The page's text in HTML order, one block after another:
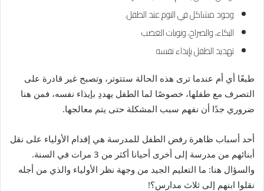
وجود مشاكل في النوم عند الطفل.
البكاء، والصراخ، ونوبات الغضب
تهديد الطفل بإيذاء نفسه
طبعًا أي أم عندما ترى هذه الحالة ستتوتر، وتصبح غير قادرة على
التصرف مع طفلها، خصوصًا لما الطفل يهددِ بإيذاء نفسه، فمن هنا
ضروري جدًا أن نفهم سبب المشكلة حتى يتم معالجها.
أحد أسباب ظاهرة رفض الطفل للمدرسة هي إقدام الأولياء على نقل
أبنائهم من مدرسة إلى أخرى أحيانا أكثر من 3 مرات في السنة.
والسؤال هنا: ما التعليم الجيد من وجهة نظر الأولياء والذي من أجله
نقلوا ابنهم إلى ثلاث مدارس؟!